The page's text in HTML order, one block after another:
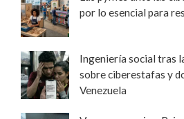
por lo esencial para
Ingeniería social tras
sobre ciberestafas y
Venezuela